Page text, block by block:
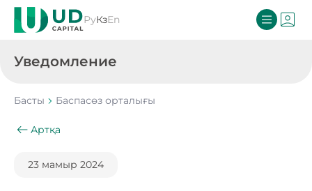
РуКзEn
Уведомление
Басты Баспасөз орталығы
Артқа
23 мамыр 2024